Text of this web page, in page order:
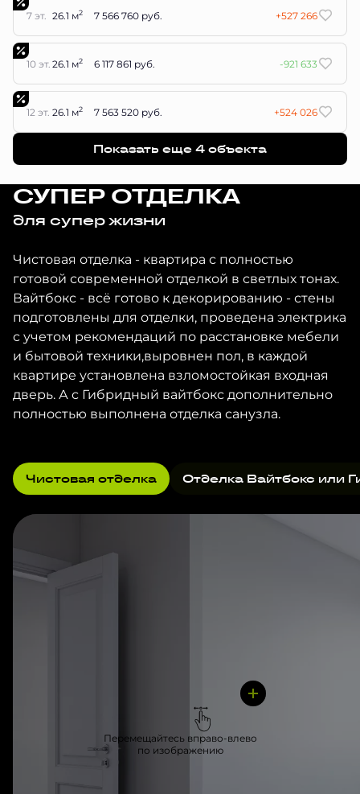
7 эт. 26.1 м2 7 566 760 руб. +527 266
10 эт. 26.1 м2 6 117 861 руб. -921 633
12 эт. 26.1 м2 7 563 520 руб. +524 026
Показать еще 4 объектa
СУПЕР ОТДЕЛКА
для супер жизни
Чистовая отделка - квартира с полностью
готовой современной отделкой в светлых тонах.
Вайтбокс - всё готово к декорированию - стены
подготовлены для отделки, проведена электрика
с учетом рекомендаций по расстановке мебели
и бытовой техники,выровнен пол, в каждой
квартире установлена взломостойкая входная
дверь. А с Гибридный вайтбокс дополнительно
полностью выполнена отделка санузла.
Чистовая отделка Отделка Вайтбокс или
Перемещайтесь вправо-влево
по изображению